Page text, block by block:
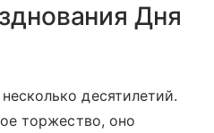
Дня
десятилетий.
торжество, оно